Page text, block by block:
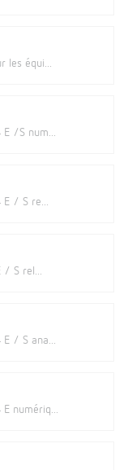
les équi...
E /S num...
E / S re...
/ S rel...
E / S ana...
numériq...